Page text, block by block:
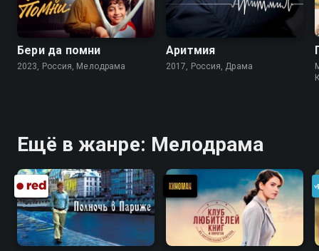
Бери да помни
2023, Россия, Мелодрама
Аритмия
2017, Россия, Драма
Ещё в жанре: Мелодрама